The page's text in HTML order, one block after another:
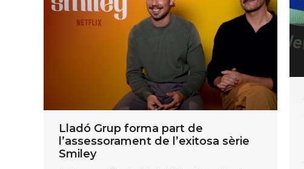
Lladó Grup forma part de
l’assessorament de l’exitosa sèrie
Smiley